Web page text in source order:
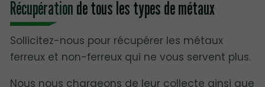
Récupérationde tous les types de métaux
Sollicitez-nous pour récupérer les métaux
ferreux et non-ferreux qui ne vous servent plus.
Nous nous chargeons de leur collecte ainsi que